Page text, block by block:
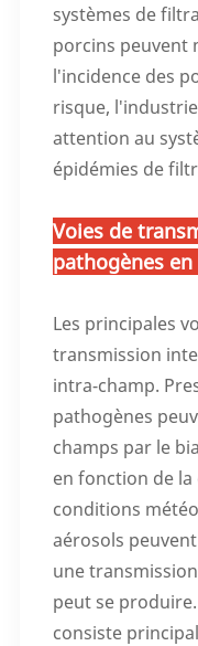
systèmes de
porcins peuvent
l'incidence des
risque,
attention au
épidémies de
Voies de
pathogènes en
Les principales
transmission
intra-champ.
pathogènes
champs par le
en fonction de
conditions
aérosols
une
peut se
consiste